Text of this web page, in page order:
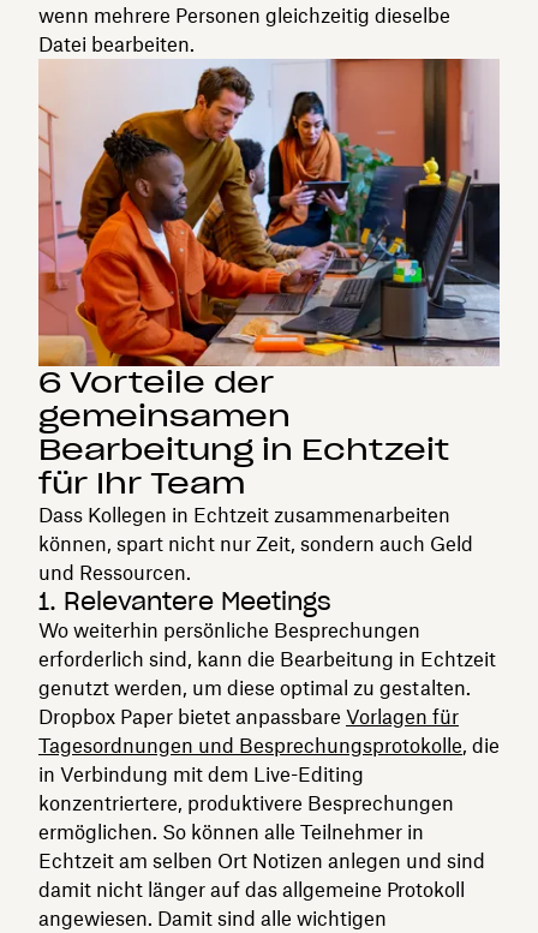
wenn mehrere Personen gleichzeitig dieselbe
Datei bearbeiten.
6 Vorteile der
gemeinsamen
Bearbeitung in Echtzeit
für Ihr Team
Dass Kollegen in Echtzeit zusammenarbeiten
können, spart nicht nur Zeit, sondern auch Geld
und Ressourcen.
1. Relevantere Meetings
Wo weiterhin persönliche Besprechungen
erforderlich sind, kann die Bearbeitung in Echtzeit
genutzt werden, um diese optimal zu gestalten.
Dropbox Paper bietet anpassbare Vorlagen für
Tagesordnungen und Besprechungsprotokolle, die
in Verbindung mit dem Live-Editing
konzentriertere, produktivere Besprechungen
ermöglichen. So können alle Teilnehmer in
Echtzeit am selben Ort Notizen anlegen und sind
damit nicht länger auf das allgemeine Protokoll
angewiesen. Damit sind alle wichtigen